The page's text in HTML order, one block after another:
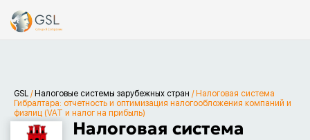
GSL / Налоговые системы зарубежных стран / Налоговая система
Гибралтара: отчетность и оптимизация налогообложения компаний и
физлиц (VAT и налог на прибыль)
Налоговая система